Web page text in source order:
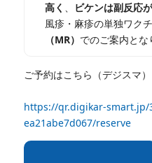
高く 、 ビケンは副反応
風疹・麻疹の単独ワク
（MR） でのご案内とな
ご予約はこちら（デジスマ
https://qr.digikar-smart.jp/
ea21abe7d067/reserve